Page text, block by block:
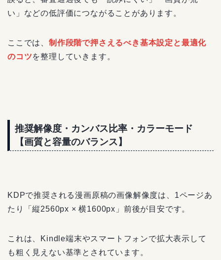
い」などの低評価につながることがあります。
ここでは、 制作段階で押さえるべき基本設定と最適化
のコツを整理していきます。
推奨解像度・カンバス比率・カラーモード
【画質と容量のバランス】
KDPで推奨される漫画原稿の画像解像度は、1ページあ
たり「縦2560px × 横1600px」前後が目安です。
これは、Kindle端末やスマートフォンで拡大表示して
も粗く見えない基準とされています。